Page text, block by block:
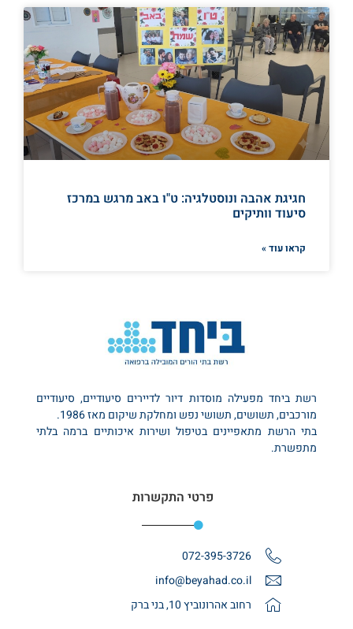
חגיגת אהבה ונוסטלגיה: ט"ו באב מרגש במרכז
סיעוד וותיקים
קראו עוד »
רשת ביחד מפעילה מוסדות דיור לדיירים סיעודיים, סיעודיים
מורכבים, תשושים, תשושי נפש ומחלקת שיקום מאז 1986.
בתי הרשת מתאפיינים בטיפול ושירות איכותיים ברמה בלתי
מתפשרת.
פרטי התקשרות
072-395-3726
info@beyahad.co.il
רחוב אהרונוביץ 10, בני ברק